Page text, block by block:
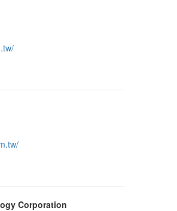
Corporation